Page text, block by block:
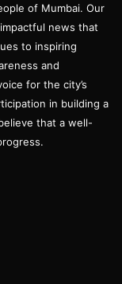
of Mumbai. Our
news that
to inspiring
and
for the city’s
in building a
that a well-